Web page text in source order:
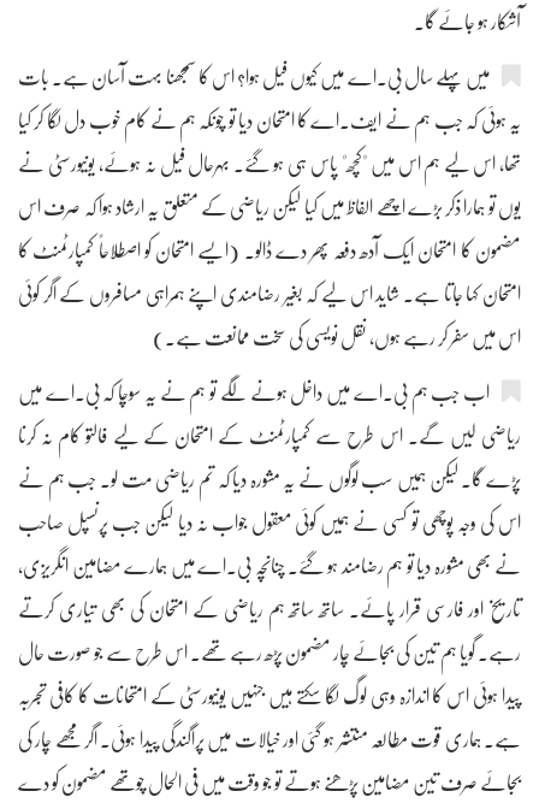
آشکار ہو جائے گا۔
میں پہلے سال بی۔اے میں کیوں فیل ہوا؟ اس کا سمجھنا بہت آسان ہے۔ بات
یہ ہوئی کہ جب ہم نے ایف۔اے کا امتحان دیا تو چونکہ ہم نے کام خوب دل لگا کر کیا
تھا، اس لیے ہم اس میں "کچھ" پاس ہی ہو گئے۔ بہرحال فیل نہ ہوئے، یونیورسٹی نے
یوں تو ہمارا ذکر بڑے اچھے الفاظ میں کیا لیکن ریاضی کے متعلق یہ ارشاد ہوا کہ صرف اس
مضمون کا امتحان ایک آدھ دفعہ پھر دے ڈالو۔ (ایسے امتحان کو اصطلاحاً کمپارٹمنٹ کا
امتحان کہا جاتا ہے۔ شاید اس لیے کہ بغیر رضامندی اپنے ہمراہی مسافروں کے اگر کوئی
اس میں سفر کر رہے ہوں، نقل نویسی کی سخت ممانعت ہے۔)
اب جب ہم بی۔اے میں داخل ہونے لگے تو ہم نے یہ سوچا کہ بی۔اے میں
ریاضی لیں گے۔ اس طرح سے کمپارٹمنٹ کے امتحان کے لیے فالتو کام نہ کرنا
پڑے گا۔ لیکن ہمیں سب لوگوں نے یہ مشورہ دیا کہ تم ریاضی مت لو۔ جب ہم نے
اس کی وجہ پوچھی تو کسی نے ہمیں کوئی معقول جواب نہ دیا لیکن جب پرنسپل صاحب
نے بھی مشورہ دیا تو ہم رضامند ہو گئے۔ چنانچہ بی۔اے میں ہمارے مضامین انگریزی،
تاریخ اور فارسی قرار پائے۔ ساتھ ساتھ ہم ریاضی کے امتحان کی بھی تیاری کرتے
رہے۔ گویا ہم تین کی بجائے چار مضمون پڑھ رہے تھے۔ اس طرح سے جو صورت حال
پیدا ہوئی اس کا اندازہ وہی لوگ لگا سکتے ہیں جنہیں یونیورسٹی کے امتحانات کا کافی تجربہ
ہے۔ ہماری قوت مطالعہ منتشر ہو گئی اور خیالات میں پراگندگی پیدا ہوئی۔ اگر مجھے چار کی
بجائے صرف تین مضامین پڑھنے ہوتے تو جو وقت میں فی الحال چوتھے مضمون کو دے